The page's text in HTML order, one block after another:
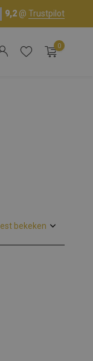
9,2 @ Trustpilot
0